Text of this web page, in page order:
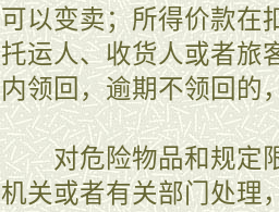
可以变卖；所得价款在
托运人、收货人或者旅
内领回，逾期不领回的
对危险物品和规定限
机关或者有关部门处理